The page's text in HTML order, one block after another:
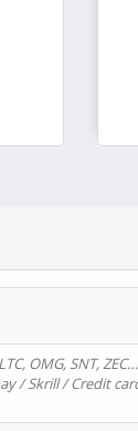
OMG, SNT,
/ Skrill / Credit